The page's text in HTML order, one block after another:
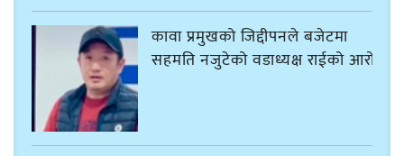
कावा प्रमुखको जिद्दीपनले बजेटमा
सहमति नजुटेको वडाध्यक्ष राईको आरोप